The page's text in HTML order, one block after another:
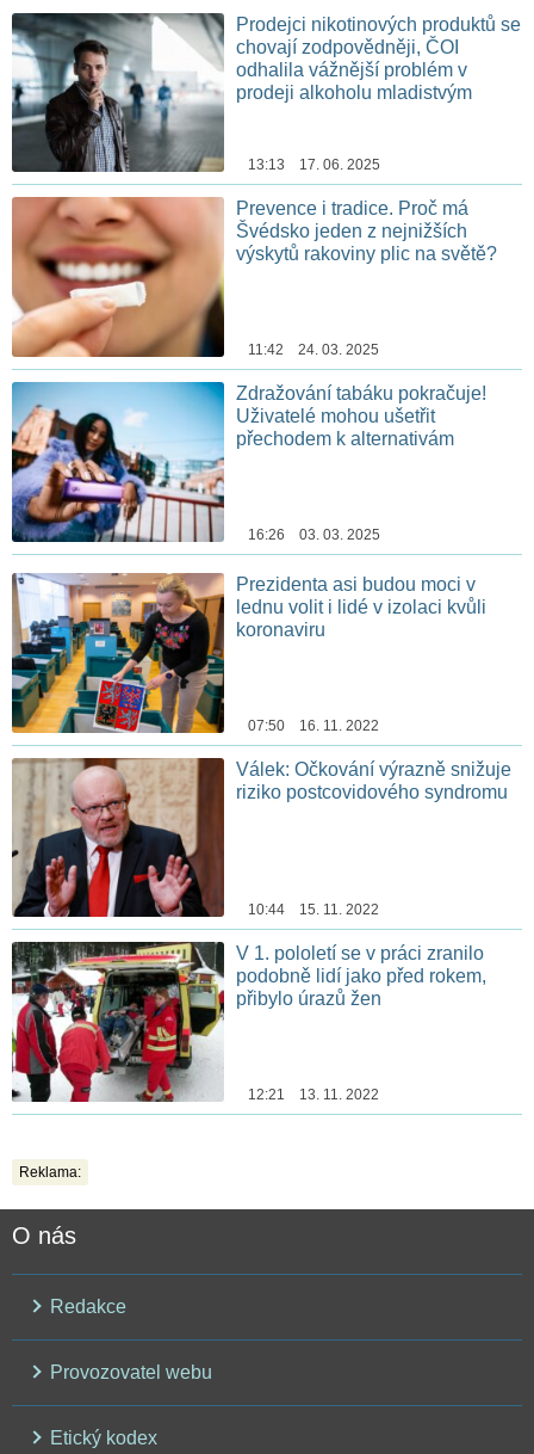
Prodejci nikotinových produktů se
chovají zodpovědněji, ČOI
odhalila vážnější problém v
prodeji alkoholu mladistvým
13:13 17. 06. 2025
Prevence i tradice. Proč má
Švédsko jeden z nejnižších
výskytů rakoviny plic na světě?
11:42 24. 03. 2025
Zdražování tabáku pokračuje!
Uživatelé mohou ušetřit
přechodem k alternativám
16:26 03. 03. 2025
Prezidenta asi budou moci v
lednu volit i lidé v izolaci kvůli
koronaviru
07:50 16. 11. 2022
Válek: Očkování výrazně snižuje
riziko postcovidového syndromu
10:44 15. 11. 2022
V 1. pololetí se v práci zranilo
podobně lidí jako před rokem,
přibylo úrazů žen
12:21 13. 11. 2022
Reklama:
O nás
Redakce
Provozovatel webu
Etický kodex